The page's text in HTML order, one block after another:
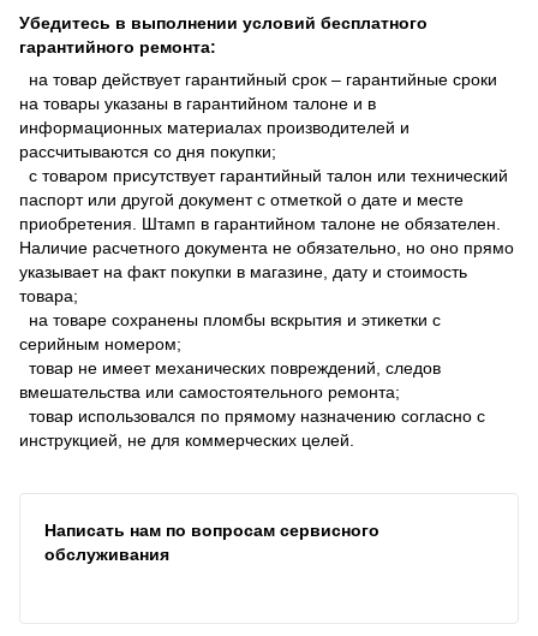
Убедитесь в выполнении условий бесплатного
гарантийного ремонта:
на товар действует гарантийный срок – гарантийные сроки
на товары указаны в гарантийном талоне и в
информационных материалах производителей и
рассчитываются со дня покупки;
с товаром присутствует гарантийный талон или технический
паспорт или другой документ с отметкой о дате и месте
приобретения. Штамп в гарантийном талоне не обязателен.
Наличие расчетного документа не обязательно, но оно прямо
указывает на факт покупки в магазине, дату и стоимость
товара;
на товаре сохранены пломбы вскрытия и этикетки с
серийным номером;
товар не имеет механических повреждений, следов
вмешательства или самостоятельного ремонта;
товар использовался по прямому назначению согласно с
инструкцией, не для коммерческих целей.
Написать нам по вопросам сервисного
обслуживания